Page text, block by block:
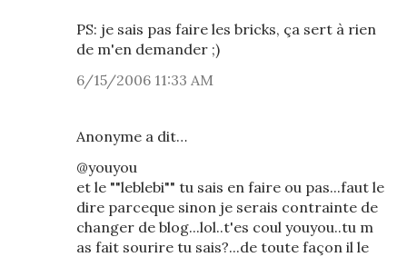
PS: je sais pas faire les bricks, ça sert à rien
de m'en demander ;)
6/15/2006 11:33 AM
Anonyme a dit…
@youyou
et le ""leblebi"" tu sais en faire ou pas...faut le
dire parceque sinon je serais contrainte de
changer de blog...lol..t'es coul youyou..tu m
as fait sourire tu sais?...de toute façon il le